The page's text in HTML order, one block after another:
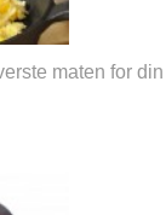
maten for